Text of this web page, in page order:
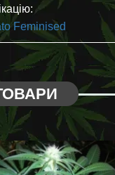
Feminised